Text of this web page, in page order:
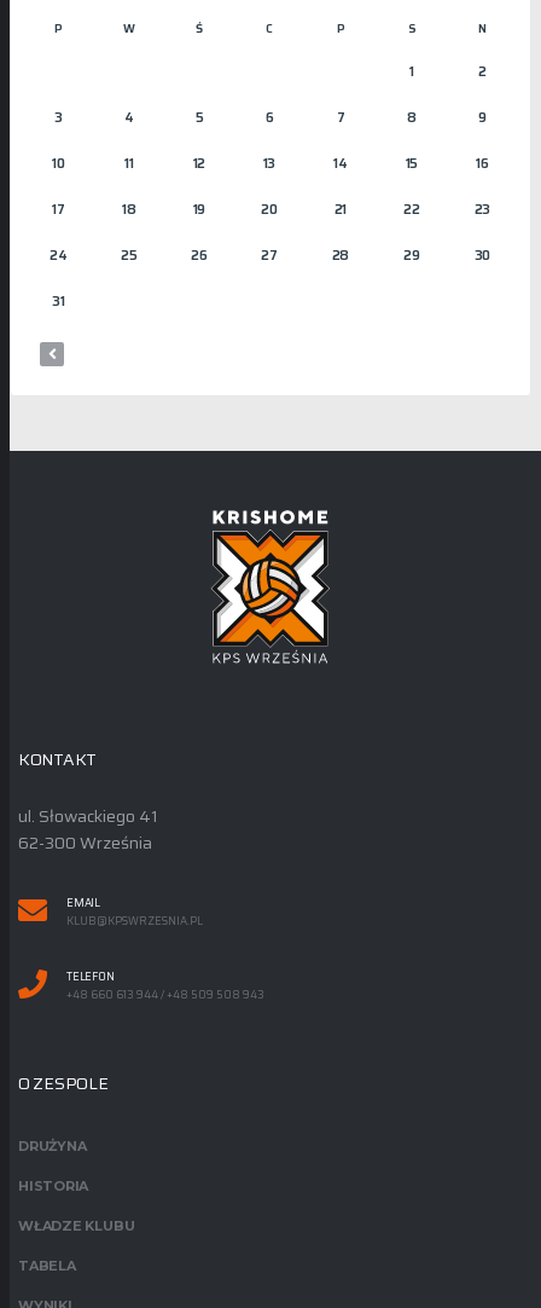
P W Ś C P S N
1 2
3 4 5 6 7 8 9
10 11 12 13 14 15 16
17 18 19 20 21 22 23
24 25 26 27 28 29 30
31
KONTAKT
ul. Słowackiego 41
62-300 Września
EMAIL
KLUB@KPSWRZESNIA.PL
TELEFON
+48 660 613 944 / +48 509 508 943
O ZESPOLE
DRUŻYNA
HISTORIA
WŁADZE KLUBU
TABELA